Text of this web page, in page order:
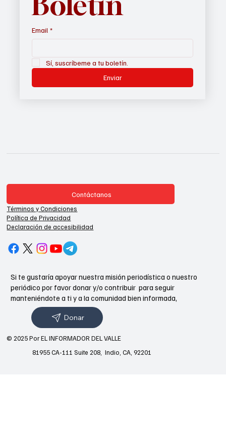
Email *
Sí, suscríbeme a tu boletín.
Enviar
Contáctanos
Términos y Condiciones
Política de Privacidad
Declaración de accesibilidad
Si te gustaría apoyar nuestra misión periodística o nuestro
periódico por favor donar y/o contribuir para seguir
manteniéndote a ti y a la comunidad bien informada,
Donar
81955 CA-111 Suite 208, Indio, CA, 92201
© 2025 Por EL INFORMADOR DEL VALLE